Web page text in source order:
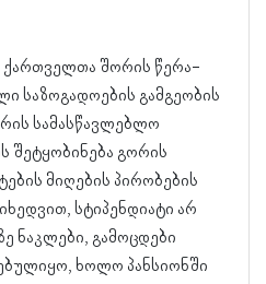
ქართველთა შორის წერა-
საზოგადოების გამგეობის
სამასწავლებლო
შეტყობინება გორის
მიღების პირობების
სტიპენდიატი არ
ნაკლები, გამოცდები
ხოლო პანსიონში